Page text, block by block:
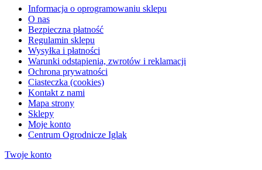
Informacja o oprogramowaniu sklepu
O nas
Bezpieczna płatność
Regulamin sklepu
Wysyłka i płatności
Warunki odstąpienia, zwrotów i reklamacji
Ochrona prywatności
Ciasteczka (cookies)
Kontakt z nami
Mapa strony
Sklepy
Moje konto
Centrum Ogrodnicze Iglak
Twoje konto